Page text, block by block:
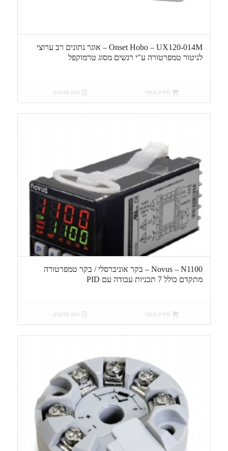
Onset Hobo – UX120-014M – אוגר נתונים רב ערוצי
לניטור טמפרטורה ע"י רגשים מסוג טרמוקפל
מידע נוסף הצג פרטים
Novus – N1100 – בקר אוניברסלי / בקר טמפרטורה
מתקדם כולל 7 תכניות עבודה עם PID
מידע נוסף הצג פרטים